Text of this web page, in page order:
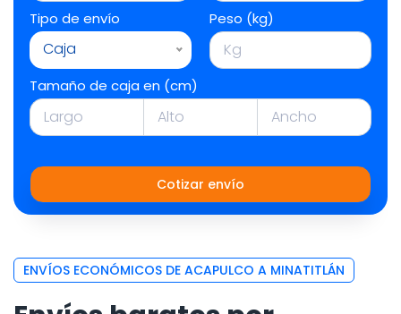
Tipo de envío
Caja
Peso (kg)
Tamaño de caja en (cm)
Cotizar envío
ENVÍOS ECONÓMICOS DE ACAPULCO A MINATITLÁN